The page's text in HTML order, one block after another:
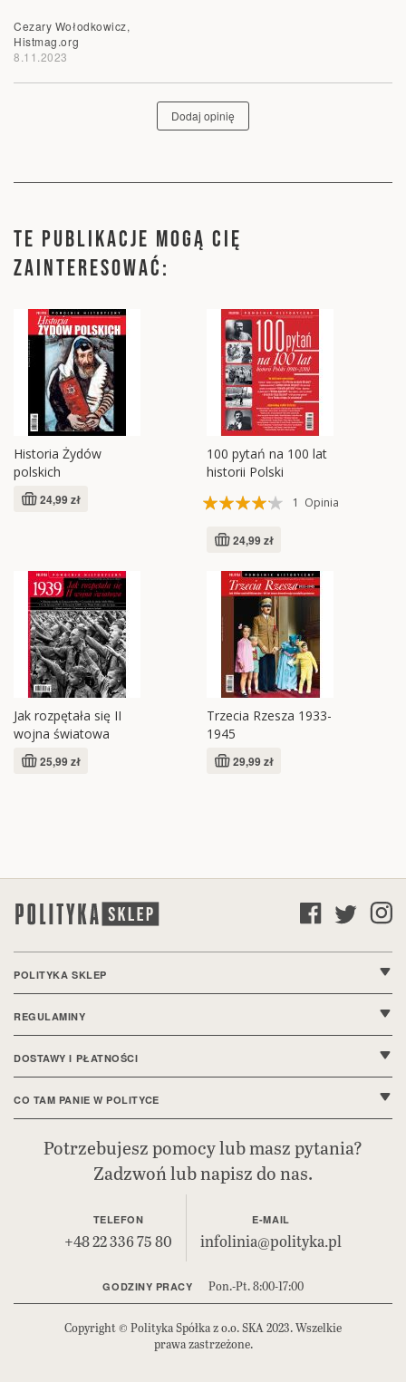
Cezary Wołodkowicz,
Histmag.org
8.11.2023
Dodaj opinię
TE PUBLIKACJE MOGĄ CIĘ
ZAINTERESOWAĆ:
Historia Żydów
polskich
24,99 zł
100 pytań na 100 lat
historii Polski
Ocena:
1 Opinia
24,99 zł
Jak rozpętała się II
wojna światowa
25,99 zł
Trzecia Rzesza 1933-
1945
29,99 zł
Potrzebujesz pomocy lub masz pytania?
Zadzwoń lub napisz do nas.
TELEFON
+48 22 336 75 80
E-MAIL
infolinia@polityka.pl
GODZINY PRACY Pon.-Pt. 8:00-17:00
POLITYKA SKLEP
REGULAMINY
Regulamin sklepu
Polityka prywatności
Deklaracja dostępności
Bezpieczeństwo produktów (GPSR)
DOSTAWY I PŁATNOŚCI
Wysyłki i dostawy
Sposoby płatności
Reklamacje i zwroty
CO TAM PANIE W POLITYCE
Bieżące wydanie
Polityka.pl
Prenumerata cyfrowa
Copyright © Polityka Spółka z o.o. SKA 2023. Wszelkie
prawa zastrzeżone.